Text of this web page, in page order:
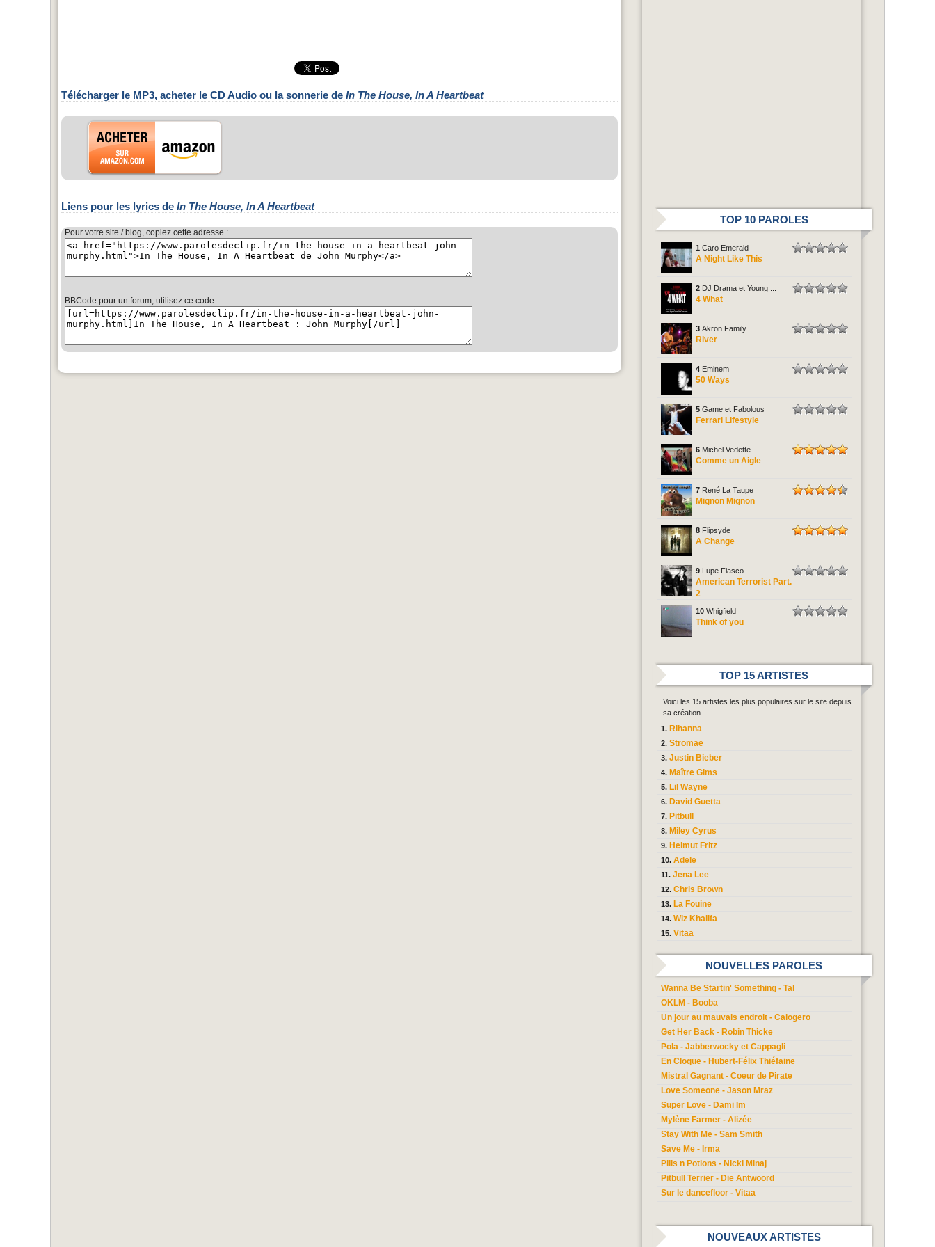
Télécharger le MP3, acheter le CD Audio ou la sonnerie de In The House, In A Heartbeat
Liens pour les lyrics de In The House, In A Heartbeat
Pour votre site / blog, copiez cette adresse :
BBCode pour un forum, utilisez ce code :
TOP 10 PAROLES
1 Caro Emerald
A Night Like This
2 DJ Drama et Young ...
4 What
3 Akron Family
River
4 Eminem
50 Ways
5 Game et Fabolous
Ferrari Lifestyle
6 Michel Vedette
Comme un Aigle
7 René La Taupe
Mignon Mignon
8 Flipsyde
A Change
9 Lupe Fiasco
American Terrorist Part.
2
10 Whigfield
Think of you
TOP 15 ARTISTES
Voici les 15 artistes les plus populaires sur le site depuis
sa création...
Rihanna
Stromae
Justin Bieber
Maître Gims
Lil Wayne
David Guetta
Pitbull
Miley Cyrus
Helmut Fritz
Adele
Jena Lee
Chris Brown
La Fouine
Wiz Khalifa
Vitaa
NOUVELLES PAROLES
Wanna Be Startin' Something - Tal
OKLM - Booba
Un jour au mauvais endroit - Calogero
Get Her Back - Robin Thicke
Pola - Jabberwocky et Cappagli
En Cloque - Hubert-Félix Thiéfaine
Mistral Gagnant - Coeur de Pirate
Love Someone - Jason Mraz
Super Love - Dami Im
Mylène Farmer - Alizée
Stay With Me - Sam Smith
Save Me - Irma
Pills n Potions - Nicki Minaj
Pitbull Terrier - Die Antwoord
Sur le dancefloor - Vitaa
NOUVEAUX ARTISTES